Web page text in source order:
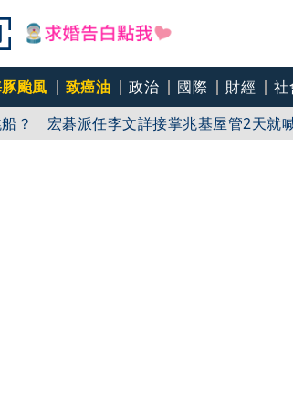
颱風 致癌油 政治 國際 財經 社
？ 宏碁派任李文詳接掌兆基屋管2天就
三讀藍白兒少未來帳戶 政院放話：將採